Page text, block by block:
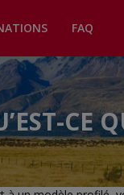
FAQ
CE